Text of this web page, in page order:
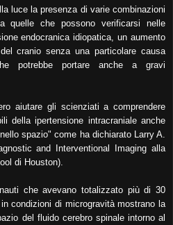
luce la presenza di varie combinazioni
quelle che possono verificarsi nelle
endocranica idiopatica, un aumento
cranio senza una particolare causa
potrebbe portare anche a gravi
aiutare gli scienziati a comprendere
della ipertensione intracraniale anche
spazio" come ha dichiarato Larry A.
and Interventional Imaging alla
di Houston).
che avevano totalizzato più di 30
condizioni di microgravità mostrano la
del fluido cerebro spinale intorno al